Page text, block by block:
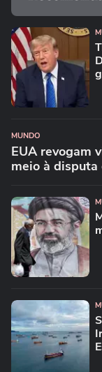
MUNDO
EUA revogam
meio à